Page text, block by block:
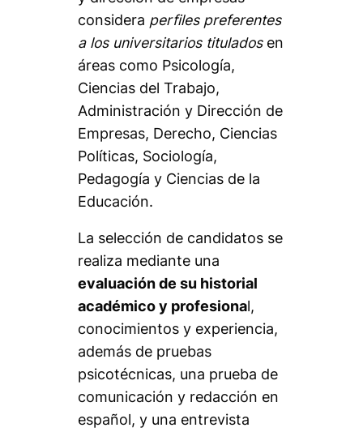
considera perfiles preferentes
a los universitarios tituladosen
áreas como Psicología,
Ciencias del Trabajo,
Administración y Dirección de
Empresas, Derecho, Ciencias
Políticas, Sociología,
Pedagogía y Ciencias de la
Educación.
La selección de candidatos se
realiza mediante una
evaluación de su historial
académico y profesional,
conocimientos y experiencia,
además de pruebas
psicotécnicas, una prueba de
comunicación y redacción en
español, y una entrevista